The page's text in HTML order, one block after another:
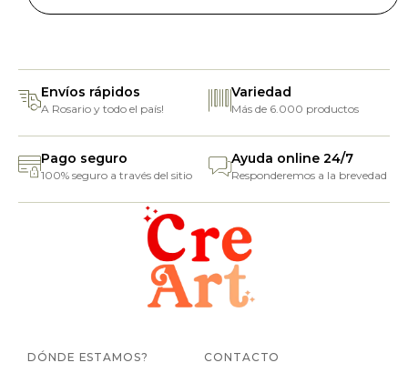
Envíos rápidos
A Rosario y todo el país!
Variedad
Más de 6.000 productos
Pago seguro
100% seguro a través del sitio
Ayuda online 24/7
Responderemos a la brevedad
DÓNDE ESTAMOS? CONTACTO